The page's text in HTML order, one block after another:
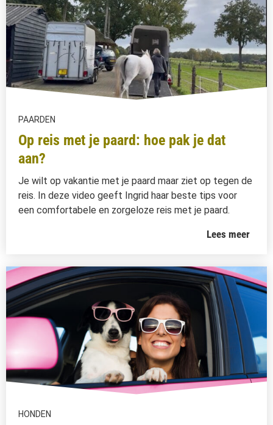
PAARDEN
Op reis met je paard: hoe pak je dat
aan?
Je wilt op vakantie met je paard maar ziet op tegen de
reis. In deze video geeft Ingrid haar beste tips voor
een comfortabele en zorgeloze reis met je paard.
Lees meer
HONDEN